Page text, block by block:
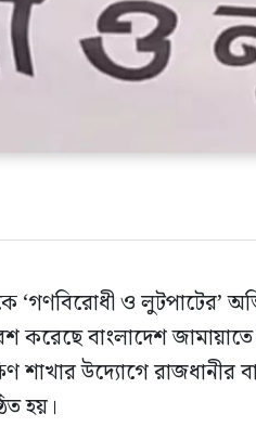
‘গণবিরোধী ও লুটপাটের’
করেছে বাংলাদেশ
শাখার উদ্যোগে
হয়।